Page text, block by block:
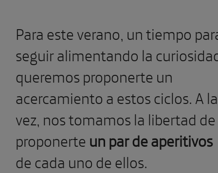
Para este verano, un tiempo
seguir alimentando la
queremos proponerte un
acercamiento a estos ciclos. A la
vez, nos tomamos la libertad de
proponerte un par de aperitivos
de cada uno de ellos.